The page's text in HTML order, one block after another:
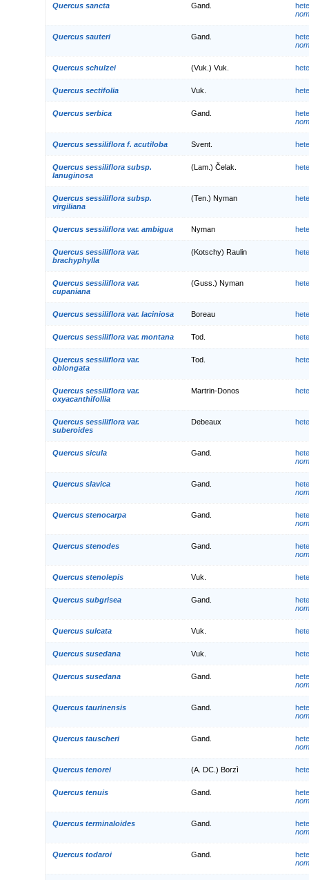
Quercus sancta Gand.
Quercus sauteri Gand.
Quercus schulzei (Vuk.) Vuk.
Quercus sectifolia Vuk.
Quercus serbica Gand.
Quercus sessiliflora f. acutiloba Svent.
Quercus sessiliflora subsp.
lanuginosa
(Lam.) Čelak.
Quercus sessiliflora subsp.
virgiliana
(Ten.) Nyman
Quercus sessiliflora var. ambigua Nyman
Quercus sessiliflora var.
brachyphylla
(Kotschy) Raulin
Quercus sessiliflora var.
cupaniana
(Guss.) Nyman
Quercus sessiliflora var. laciniosa Boreau
Quercus sessiliflora var. montana Tod.
Quercus sessiliflora var.
oblongata
Tod.
Quercus sessiliflora var.
oxyacanthifollia
Martrin-Donos
Quercus sessiliflora var.
suberoides
Debeaux
Quercus sicula Gand.
Quercus slavica Gand.
Quercus stenocarpa Gand.
Quercus stenodes Gand.
Quercus stenolepis Vuk.
Quercus subgrisea Gand.
Quercus sulcata Vuk.
Quercus susedana Vuk.
Quercus susedana Gand.
Quercus taurinensis Gand.
Quercus tauscheri Gand.
Quercus tenorei (A. DC.) Borzì
Quercus tenuis Gand.
Quercus terminaloides Gand.
Quercus todaroi Gand.